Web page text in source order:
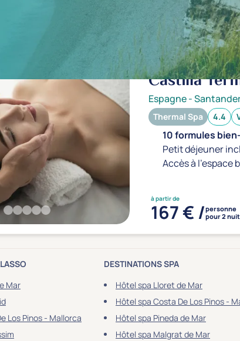
Castilla
Espagne-
Thermal Spa 4.4
10 formules
Petit déjeuner
Accès à l'espace
à partir de
167 € /personne
pour 2
Mar
Los Pinos - Mallorca
DESTINATIONS SPA
Hôtel spa Lloret de Mar
Hôtel spa Costa De Los Pinos -
Hôtel spa Pineda de Mar
Hôtel spa Malgrat de Mar